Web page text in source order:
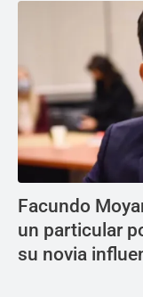
Facundo
un particular
su novia